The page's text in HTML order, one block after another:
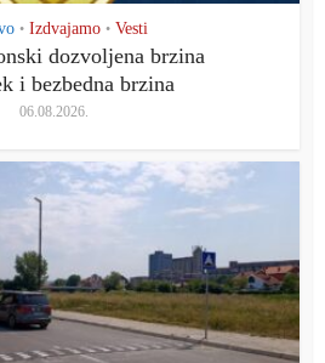
• Izdvajamo • Vesti
dozvoljena brzina
i bezbedna brzina
06.08.2026.